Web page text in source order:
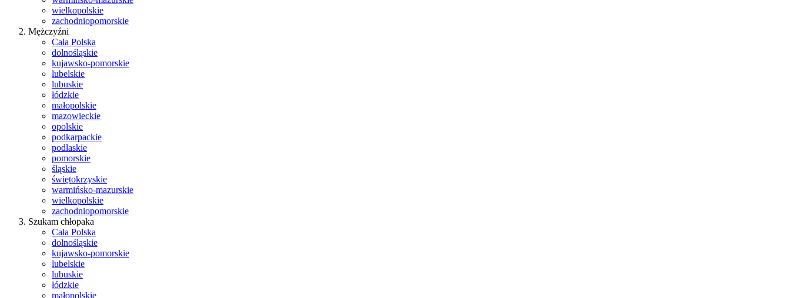
wielkopolskie
zachodniopomorskie
Mężczyźni
Cała Polska
dolnośląskie
kujawsko-pomorskie
lubelskie
lubuskie
łódzkie
małopolskie
mazowieckie
opolskie
podkarpackie
podlaskie
pomorskie
śląskie
świętokrzyskie
warmińsko-mazurskie
wielkopolskie
zachodniopomorskie
Szukam chłopaka
Cała Polska
dolnośląskie
kujawsko-pomorskie
lubelskie
lubuskie
łódzkie
małopolskie